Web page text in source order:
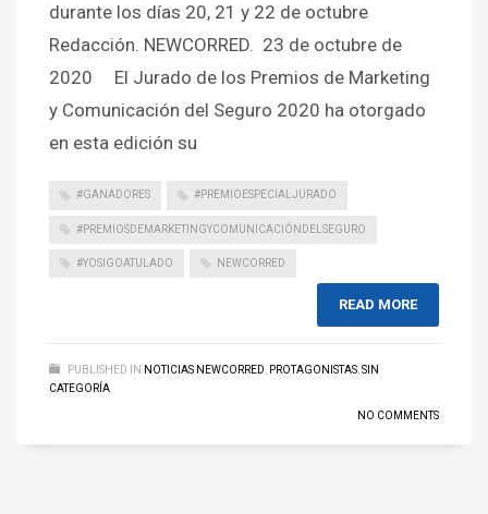
durante los días 20, 21 y 22 de octubre
Redacción. NEWCORRED. 23 de octubre de
2020 El Jurado de los Premios de Marketing
y Comunicación del Seguro 2020 ha otorgado
en esta edición su
#GANADORES #PREMIOESPECIALJURADO
#PREMIOSDEMARKETINGYCOMUNICACIÓNDELSEGURO
#YOSIGOATULADO NEWCORRED
READ MORE
PUBLISHED IN NOTICIAS NEWCORRED, PROTAGONISTAS,SIN
CATEGORÍA
NO COMMENTS